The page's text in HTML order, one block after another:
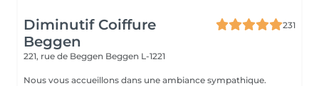
Diminutif Coiffure
Beggen
231
221, rue de Beggen Beggen L-1221
Nous vous accueillons dans une ambiance sympathique.